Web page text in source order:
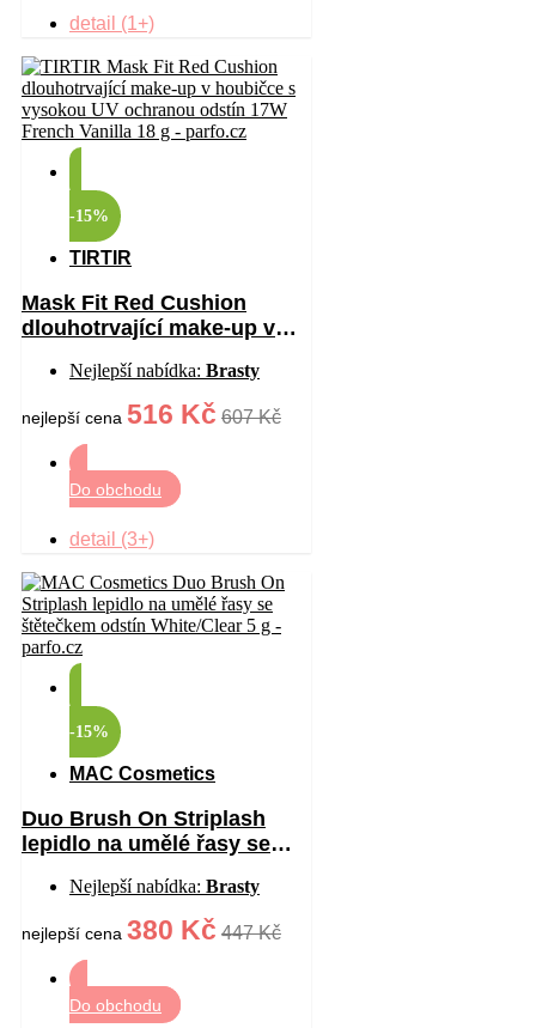
detail (1+)
-15%
TIRTIR
Mask Fit Red Cushion
dlouhotrvající make-up v
ochranou odstín 17W
French Vanilla 18 g
Nejlepší nabídka: Brasty
nejlepší cena 516 Kč 607 Kč
Do obchodu
detail (3+)
-15%
MAC Cosmetics
Duo Brush On Striplash
lepidlo na umělé řasy se
White/Clear 5 g
Nejlepší nabídka: Brasty
nejlepší cena 380 Kč 447 Kč
Do obchodu